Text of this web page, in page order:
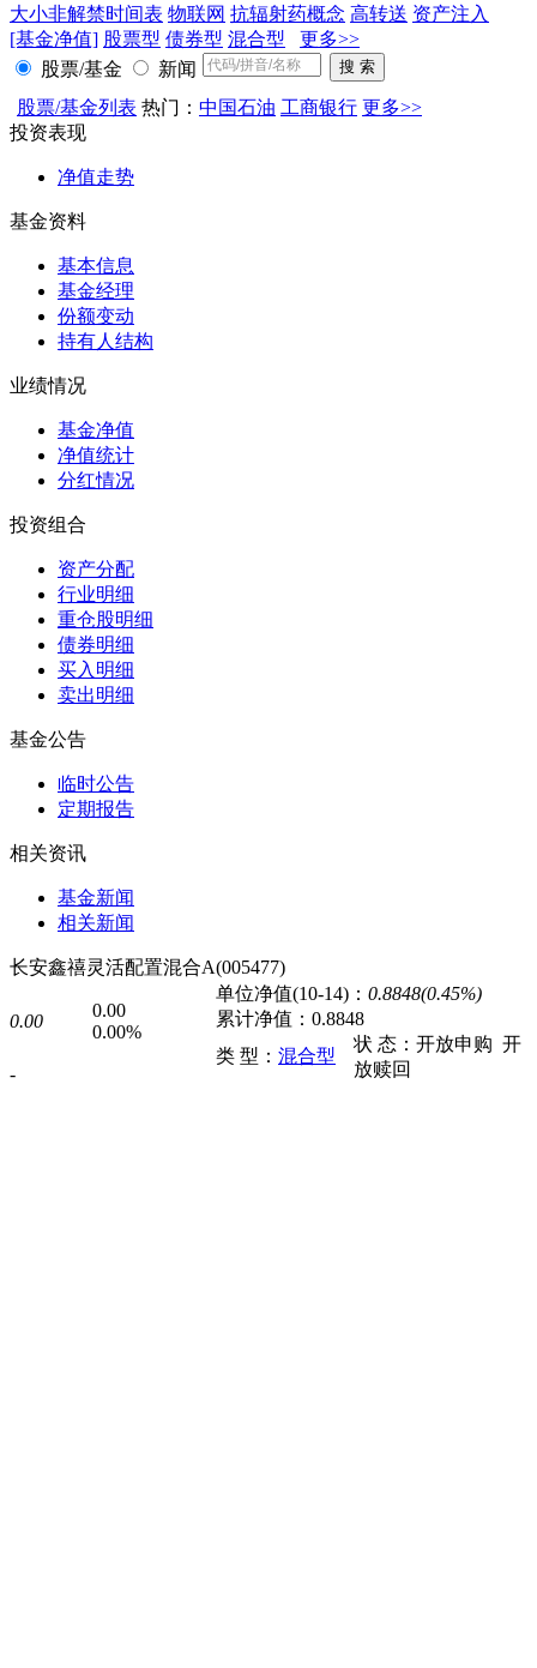
大小非解禁时间表 物联网 抗辐射药概念 高转送 资产注入
[基金净值] 股票型 债券型 混合型
更多>>
股票/基金
新闻
股票/基金列表 热门： 中国石油 工商银行 更多>>
投资表现
净值走势
基金资料
基本信息
基金经理
份额变动
持有人结构
业绩情况
基金净值
净值统计
分红情况
投资组合
资产分配
行业明细
重仓股明细
债券明细
买入明细
卖出明细
基金公告
临时公告
定期报告
相关资讯
基金新闻
相关新闻
长安鑫禧灵活配置混合A(005477)
0.00
0.00
0.00%
-
单位净值(10-14)： 0.8848(0.45%)
累计净值： 0.8848
类 型： 混合型
状 态： 开放申购 开
放赎回